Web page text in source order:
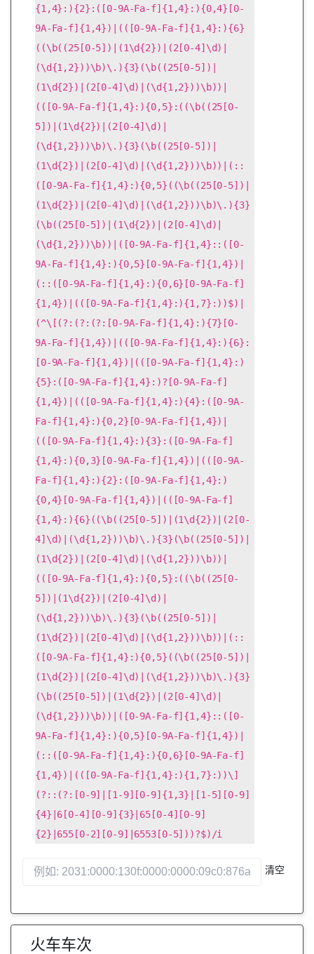
{1,4}:){2}:([0-9A-Fa-f]{1,4}:){0,4}[0-
9A-Fa-f]{1,4})|(([0-9A-Fa-f]{1,4}:){6}
((\b((25[0-5])|(1\d{2})|(2[0-4]\d)|
(\d{1,2}))\b)\.){3}(\b((25[0-5])|
(1\d{2})|(2[0-4]\d)|(\d{1,2}))\b))|
(([0-9A-Fa-f]{1,4}:){0,5}:((\b((25[0-
5])|(1\d{2})|(2[0-4]\d)|
(\d{1,2}))\b)\.){3}(\b((25[0-5])|
(1\d{2})|(2[0-4]\d)|(\d{1,2}))\b))|(::
([0-9A-Fa-f]{1,4}:){0,5}((\b((25[0-5])|
(1\d{2})|(2[0-4]\d)|(\d{1,2}))\b)\.){3}
(\b((25[0-5])|(1\d{2})|(2[0-4]\d)|
(\d{1,2}))\b))|([0-9A-Fa-f]{1,4}::([0-
9A-Fa-f]{1,4}:){0,5}[0-9A-Fa-f]{1,4})|
(::([0-9A-Fa-f]{1,4}:){0,6}[0-9A-Fa-f]
{1,4})|(([0-9A-Fa-f]{1,4}:){1,7}:))$)|
(^\[(?:(?:(?:[0-9A-Fa-f]{1,4}:){7}[0-
9A-Fa-f]{1,4})|(([0-9A-Fa-f]{1,4}:){6}:
[0-9A-Fa-f]{1,4})|(([0-9A-Fa-f]{1,4}:)
{5}:([0-9A-Fa-f]{1,4}:)?[0-9A-Fa-f]
{1,4})|(([0-9A-Fa-f]{1,4}:){4}:([0-9A-
Fa-f]{1,4}:){0,2}[0-9A-Fa-f]{1,4})|
(([0-9A-Fa-f]{1,4}:){3}:([0-9A-Fa-f]
{1,4}:){0,3}[0-9A-Fa-f]{1,4})|(([0-9A-
Fa-f]{1,4}:){2}:([0-9A-Fa-f]{1,4}:)
{0,4}[0-9A-Fa-f]{1,4})|(([0-9A-Fa-f]
{1,4}:){6}((\b((25[0-5])|(1\d{2})|(2[0-
4]\d)|(\d{1,2}))\b)\.){3}(\b((25[0-5])|
(1\d{2})|(2[0-4]\d)|(\d{1,2}))\b))|
(([0-9A-Fa-f]{1,4}:){0,5}:((\b((25[0-
5])|(1\d{2})|(2[0-4]\d)|
(\d{1,2}))\b)\.){3}(\b((25[0-5])|
(1\d{2})|(2[0-4]\d)|(\d{1,2}))\b))|(::
([0-9A-Fa-f]{1,4}:){0,5}((\b((25[0-5])|
(1\d{2})|(2[0-4]\d)|(\d{1,2}))\b)\.){3}
(\b((25[0-5])|(1\d{2})|(2[0-4]\d)|
(\d{1,2}))\b))|([0-9A-Fa-f]{1,4}::([0-
9A-Fa-f]{1,4}:){0,5}[0-9A-Fa-f]{1,4})|
(::([0-9A-Fa-f]{1,4}:){0,6}[0-9A-Fa-f]
{1,4})|(([0-9A-Fa-f]{1,4}:){1,7}:))\]
(?::(?:[0-9]|[1-9][0-9]{1,3}|[1-5][0-9]
{4}|6[0-4][0-9]{3}|65[0-4][0-9]
{2}|655[0-2][0-9]|6553[0-5]))?$)/i
清空
火车车次